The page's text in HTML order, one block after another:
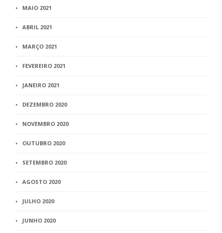
MAIO 2021
ABRIL 2021
MARÇO 2021
FEVEREIRO 2021
JANEIRO 2021
DEZEMBRO 2020
NOVEMBRO 2020
OUTUBRO 2020
SETEMBRO 2020
AGOSTO 2020
JULHO 2020
JUNHO 2020